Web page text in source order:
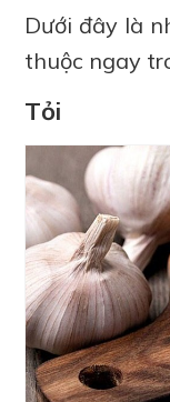
Dưới đây là
thuộc ngay
Tỏi